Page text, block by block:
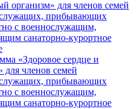
организм» для членов семей
прибывающих
с военнослужащим,
санаторно-курортное
«Здоровое сердце и
для членов семей
прибывающих
с военнослужащим,
санаторно-курортное